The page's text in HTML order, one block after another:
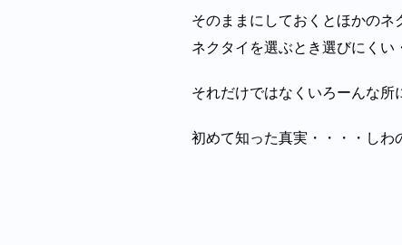
そのままにしておくとほかのネ
ネクタイを選ぶとき選びにくい
それだけではなくいろーんな所
初めて知った真実・・・・しわ